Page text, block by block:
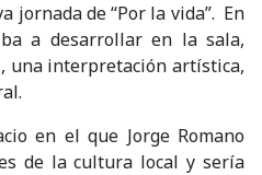
jornada de “Por la vida”. En
a desarrollar en la sala,
una interpretación artística,
en el que Jorge Romano
de la cultura local y sería